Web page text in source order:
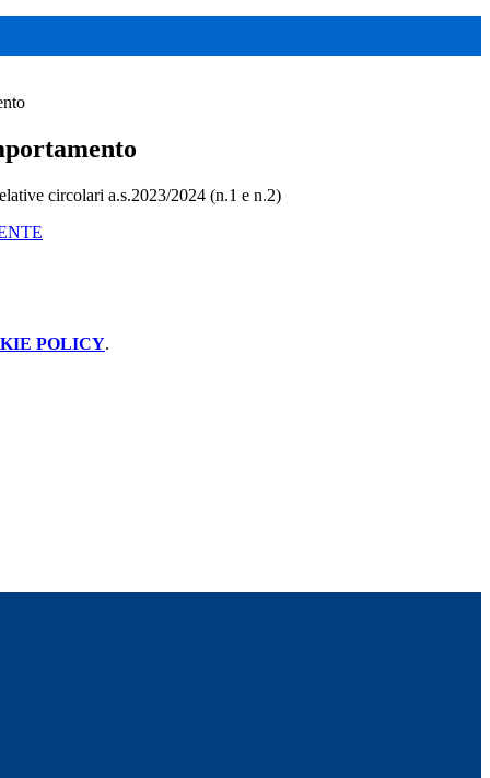
circolari a.s.2023/2024 (n.1 e n.2)
POLICY.